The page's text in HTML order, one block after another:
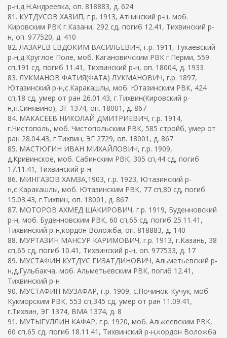
р-н,д.Н.Андреевка, оп. 818883, д. 624
81. КУТДУСОВ ХАЗИП, г.р. 1913, Атнинский р-н, моб.
Кировским РВК г.Казани, 292 сд, погиб 12.41, Тихвинский р-
н, оп. 977520, д. 410
82. ЛАЗАРЕВ ЕВДОКИМ ВАСИЛЬЕВИЧ, г.р. 1911, Тукаевский
р-н,д.Круглое Поле, моб. Кагановичским РВК г.Перми, 559
сп,191 сд, погиб 11.41, Тихвинский р-н, оп. 18004, д. 1933
83. ЛУКМАНОВ ФАТИЯ(ФАТА) ЛУКМАНОВИЧ, г.р. 1897,
Ютазинский р-н,с.Каракашлы, моб. Ютазинским РВК, 424
сп,18 сд, умер от ран 26.01.43, г.Тихвин(Кировский р-
н,п.Синявино), ЭГ 1374, оп. 18001, д. 867
84. МАКАСЕЕВ НИКОЛАЙ ДМИТРИЕВИЧ, г.р. 1914,
г.Чистополь, моб. Чистопольским РВК, 585 стройб, умер от
ран 28.04.43, г.Тихвин, ЭГ 2729, оп. 18001, д. 867
85. МАСТЮГИН ИВАН МИХАЙЛОВИЧ, г.р. 1909,
д.Кривинское, моб. Сабинским РВК, 305 сп,44 сд, погиб
17.11.41, Тихвинский р-н
86. МИНГАЗОВ ХАМЗА,1903, г.р. 1923, Ютазинский р-
н,с.Каракашлы, моб. Ютазинским РВК, 77 сп,80 сд, погиб
15.03.43, г.Тихвин, оп. 18001, д. 867
87. МОТОРОВ АХМЕД ШАКИРОВИЧ, г.р. 1919, Буденновский
р-н, моб. Буденновским РВК, 60 сп,65 сд, погиб 25.11.41,
Тихвинский р-н,кордон Воложба, оп. 818883, д. 140
88. МУРТАЗИН МАНСУР КАРИМОВИЧ, г.р. 1913, г.Казань, 38
сп,65 сд, погиб 10.41, Тихвинский р-н, оп. 977533, д. 17
89. МУСТАФИН КУТДУС ГИЗАТДИНОВИЧ, Альметьевский р-
н,д.Гульбакча, моб. Альметьевским РВК, погиб 12.41,
Тихвинский р-н
90. МУСТАФИН МУЗАФАР, г.р. 1909, с.Починок-Кучук, моб.
Кукморским РВК, 553 сп,345 сд, умер от ран 11.09.41,
г.Тихвин, ЭГ 1374, ВМА 1374, д. 8
91. МУТЫГУЛЛИН КАФАР, г.р. 1920, моб. Алькеевским РВК,
60 сп,65 сд, погиб 18.11.41, Тихвинский р-н,кордон Воложба